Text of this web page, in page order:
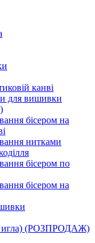
канві
для вишивки
бісером на
нитками
бісером по
бісером на
игла) (РОЗПРОДАЖ)